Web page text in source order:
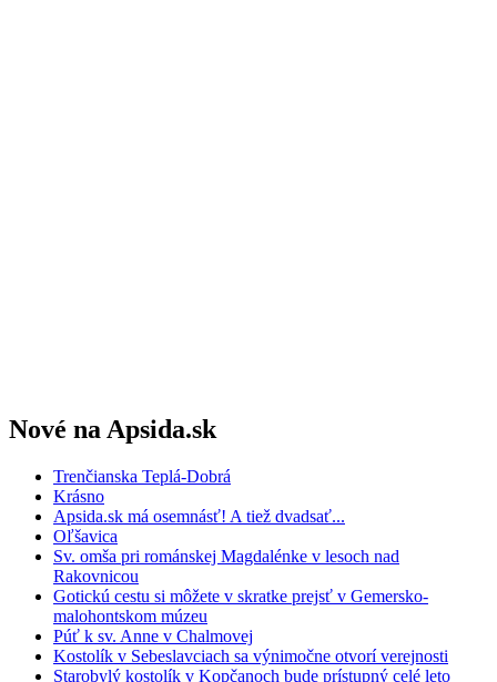
Nové na Apsida.sk
Trenčianska Teplá-Dobrá
Krásno
Apsida.sk má osemnásť! A tiež dvadsať...
Oľšavica
Sv. omša pri románskej Magdalénke v lesoch nad
Rakovnicou
Gotickú cestu si môžete v skratke prejsť v Gemersko-
malohontskom múzeu
Púť k sv. Anne v Chalmovej
Kostolík v Sebeslavciach sa výnimočne otvorí verejnosti
Starobylý kostolík v Kopčanoch bude prístupný celé leto